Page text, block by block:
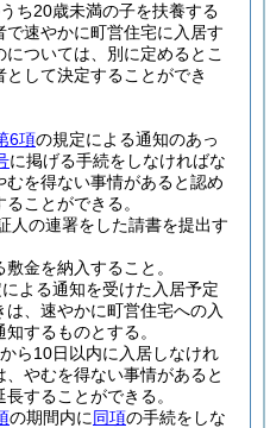
ち20歳未満の子を扶養する
速やかに町営住宅に入居す
ついては、別に定めるとこ
して決定することができ
6項の規定による通知のあっ
に掲げる手続をしなければな
むを得ない事情があると認め
ことができる。
人の連署をした請書を提出す
敷金を納入すること。
よる通知を受けた入居予定
、速やかに町営住宅への入
するものとする。
ら10日以内に入居しなけれ
、やむを得ない事情があると
することができる。
の期間内に同項の手続をしな